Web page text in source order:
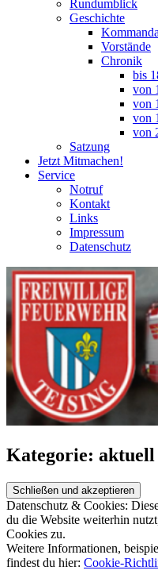
Rundumblick
Geschichte
Vorstände
Chronik
bis
von
von
von
von
Satzung
Jetzt Mitmachen!
Service
Notruf
Kontakt
Links
Impressum
Datenschutz
Kategorie:
Datenschutz & Cookies:
du die Website weiterhin
Cookies zu.
Weitere Informationen,
findest du hier: Cookie-